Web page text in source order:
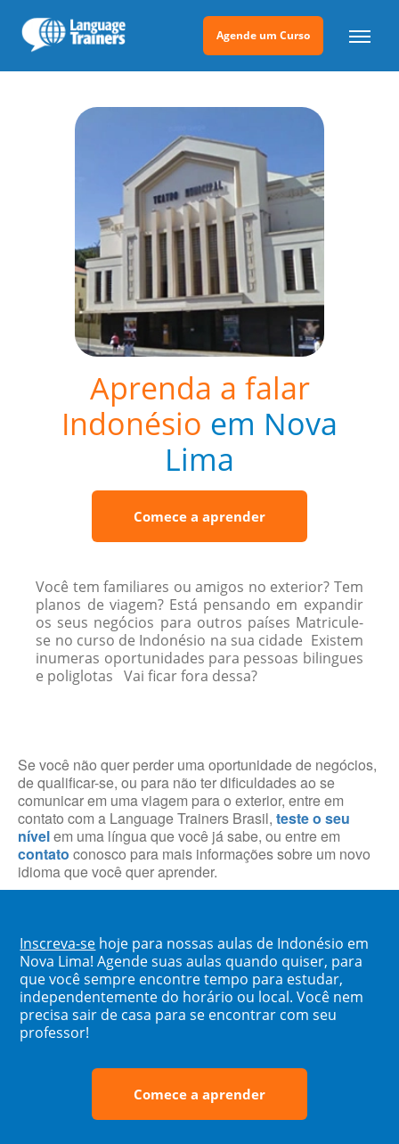
Agende um Curso
Aprenda a falar
Indonésio em Nova
Lima
Comece a aprender
Você tem familiares ou amigos no exterior? Tem
planos de viagem? Está pensando em expandir
os seus negócios para outros países Matricule-
se no curso de Indonésio na sua cidade Existem
inumeras oportunidades para pessoas bilingues
e poliglotas Vai ficar fora dessa?
Se você não quer perder uma oportunidade de negócios,
de qualificar-se, ou para não ter dificuldades ao se
comunicar em uma viagem para o exterior, entre em
contato com a Language Trainers Brasil, teste o seu
nívelem uma língua que você já sabe, ou entre em
contato conosco para mais informações sobre um novo
idioma que você quer aprender.
Inscreva-se hoje para nossas aulas de Indonésio em
Nova Lima! Agende suas aulas quando quiser, para
que você sempre encontre tempo para estudar,
independentemente do horário ou local. Você nem
precisa sair de casa para se encontrar com seu
professor!
Comece a aprender